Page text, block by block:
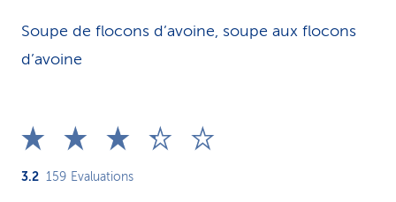
Soupe de flocons d’avoine, soupe aux flocons
d’avoine
3.2 159 Evaluations